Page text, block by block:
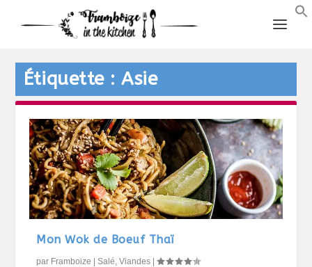
Étiquette :Asie
Mon Wok de Boeuf Thaï
par Framboize |Salé ,Viandes |